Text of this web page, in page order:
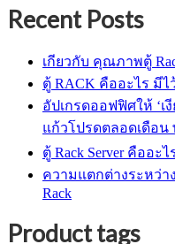
was:
฿ 3,738.฿ 3,719.
Recent Posts
เกียวกับ คุณภาพตู้
ตู้ RACK คืออะไร มี
อัปเกรดออฟฟิศให้ ‘เ
แก้วโปรดตลอดเดือน
ตู้ Rack Server คืออะไ
ความแตกต่างระหว่าง
Rack
Product tags